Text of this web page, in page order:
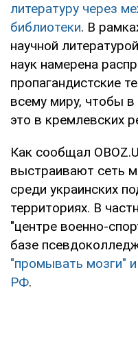
литературу через
библиотеки. В
научной
наук намерена
пропагандистские
всему миру, чтобы
это в кремлевских
Как сообщал
выстраивают сеть
среди украинских
территориях. В
"центре военно-
базе
"промывать мозги"
РФ.